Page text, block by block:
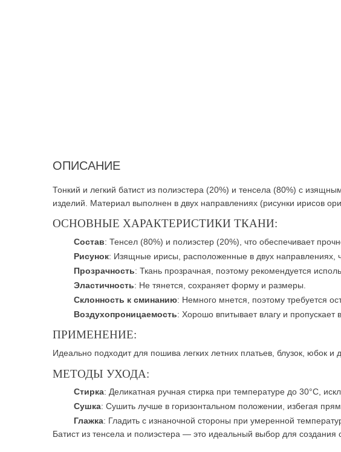
ОПИСАНИЕ
Тонкий и легкий батист из полиэстера (20%) и тенсела (80%) с
изделий. Материал выполнен в двух направлениях (рисунки ирисов
ОСНОВНЫЕ ХАРАКТЕРИСТИКИ ТКАНИ:
Состав: Тенсел (80%) и полиэстер (20%), что обеспечивает
Рисунок: Изящные ирисы, расположенные в двух направлениях,
Прозрачность: Ткань прозрачная, поэтому рекомендуется
Эластичность: Не тянется, сохраняет форму и размеры.
Склонность к сминанию: Немного мнется, поэтому требуется
Воздухопроницаемость: Хорошо впитывает влагу и пропускает
ПРИМЕНЕНИЕ:
Идеально подходит для пошива легких летних платьев, блузок, юбок и
МЕТОДЫ УХОДА:
Стирка: Деликатная ручная стирка при температуре до 30°C,
Сушка: Сушить лучше в горизонтальном положении, избегая
Глажка: Гладить с изнаночной стороны при умеренной
Батист из тенсела и полиэстера — это идеальный выбор для